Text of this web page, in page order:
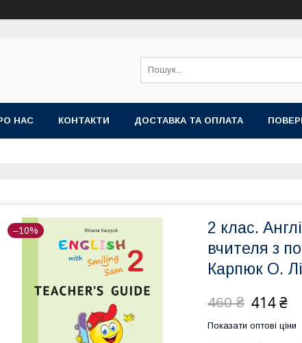
НАС КОНТАКТИ ДОСТАВКА ТА ОПЛАТА
–10%
2 клас.
вчителя з
Карпюк О.
460 ₴ 414 ₴
Показати оптові ціни